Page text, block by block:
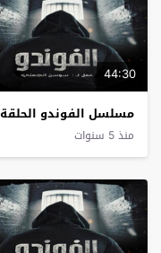
44:30
مسلسل الفوندو الحلقة 20
منذ 5 سنوات